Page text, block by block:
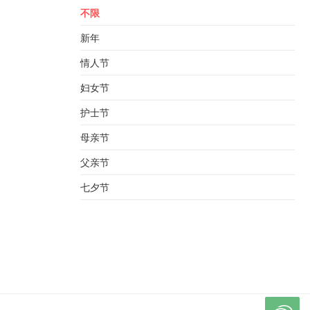
不限
新年
情人节
妇女节
护士节
母亲节
父亲节
七夕节